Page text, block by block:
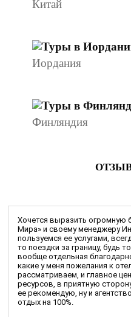
Китай
Иордания
Финляндия
Хочется выразить огромную
Мира» и своему менеджеру
пользуемся ее услугами,
то поездки за границу, будь
вообще отдельная
какие у меня пожелания к
рассматриваем, и главное
ресурсов, в приятную
ее рекомендую, ну и
отдых на 100%.